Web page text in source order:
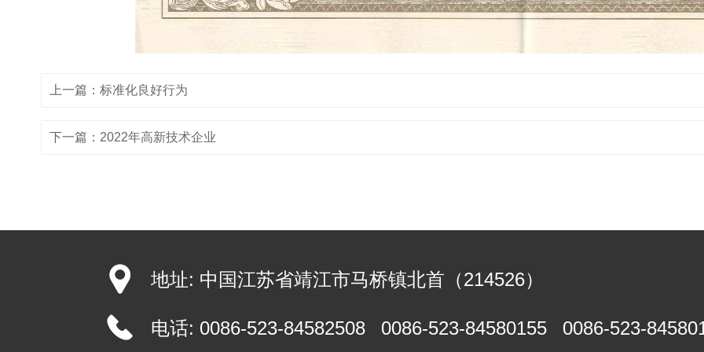
上一篇：标准化良好行为
下一篇： 2022年高新技术企业
地址: 中国江苏省靖江市马桥镇北首（214526）
电话: 0086-523-84582508 0086-523-84580155 0086-523-